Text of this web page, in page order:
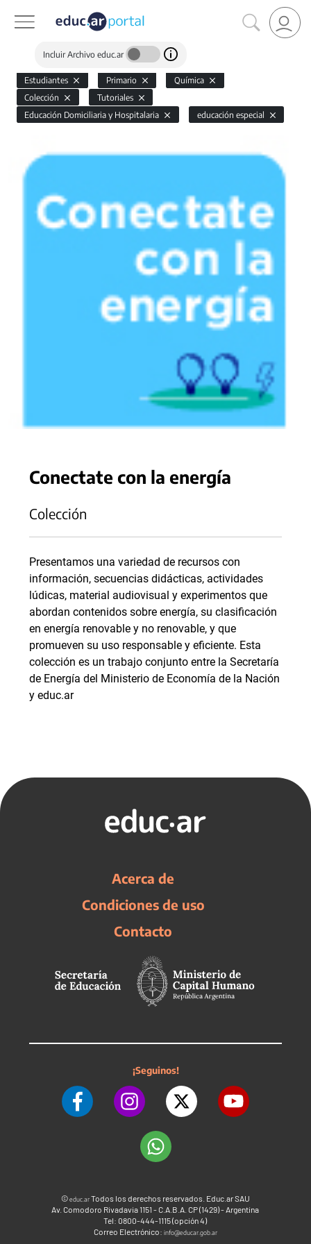
Incluir Archivo educ.ar
Estudiantes Primario
Química
Colección
Tutoriales
Educación Domiciliaria y Hospitalaria
educación especial
Conectate con la energía
Colección
Presentamos una variedad de recursos con
información, secuencias didácticas, actividades
lúdicas, material audiovisual y experimentos que
abordan contenidos sobre energía, su clasificación
en energía renovable y no renovable, y que
promueven su uso responsable y eficiente. Esta
colección es un trabajo conjunto entre la Secretaría
de Energía del Ministerio de Economía de la Nación
y educ.ar
Acerca de
Condiciones de uso
Contacto
¡Seguinos!
©educ.arTodos los derechos reservados. Educ.ar SAU
Av. Comodoro Rivadavia 1151 - C.A.B.A. CP (1429) - Argentina
Tel: 0800-444-1115 (opción 4)
Correo Electrónico: info@educar.gob.ar